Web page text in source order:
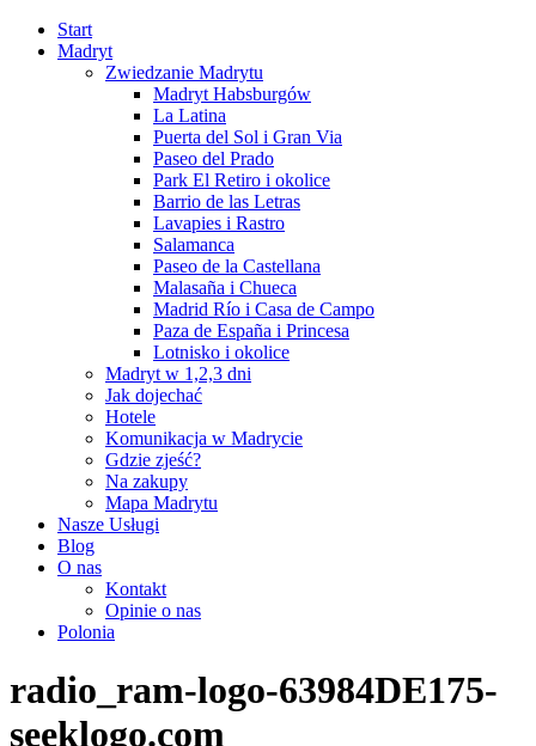
Start
Madryt
Zwiedzanie Madrytu
Madryt Habsburgów
La Latina
Puerta del Sol i Gran Via
Paseo del Prado
Park El Retiro i okolice
Barrio de las Letras
Lavapies i Rastro
Salamanca
Paseo de la Castellana
Malasaña i Chueca
Madrid Río i Casa de Campo
Paza de España i Princesa
Lotnisko i okolice
Madryt w 1,2,3 dni
Jak dojechać
Hotele
Komunikacja w Madrycie
Gdzie zjeść?
Na zakupy
Mapa Madrytu
Nasze Usługi
Blog
O nas
Kontakt
Opinie o nas
Polonia
radio_ram-logo-63984DE175-
seeklogo.com_